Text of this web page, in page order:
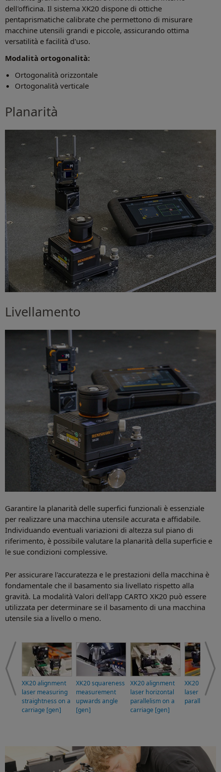
dell'officina. Il sistema XK20 dispone di ottiche
pentaprismatiche calibrate che permettono di misurare
macchine utensili grandi e piccole, assicurando ottima
versatilità e facilità d'uso.
Modalità ortogonalità:
Ortogonalità orizzontale
Ortogonalità verticale
Planarità
Livellamento
Garantire la planarità delle superfici funzionali è essenziale
per realizzare una macchina utensile accurata e affidabile.
Individuando eventuali variazioni di altezza sul piano di
riferimento, è possibile valutare la planarità della superficie e
le sue condizioni complessive.
Per assicurare l'accuratezza e le prestazioni della macchina è
fondamentale che il basamento sia livellato rispetto alla
gravità. La modalità Valori dell'app CARTO XK20 può essere
utilizzata per determinare se il basamento di una macchina
utensile sia a livello o meno.
XK20 alignment
laser measuring
straightness on a
carriage [gen]
XK20 squareness
measurement
upwards angle
[gen]
XK20 alignment
laser horizontal
parallelism on a
carriage [gen]
XK20
laser
parallelism